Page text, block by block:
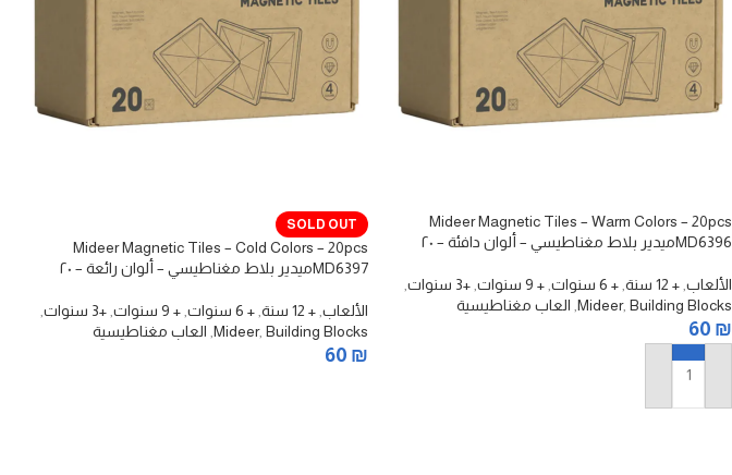
Mideer Magnetic Tiles – Warm Colors – 20pcs
MD6396ميدير بلاط مغناطيسي – ألوان دافئة – ٢٠
الألعاب, + 12 سنة , + 6 سنوات , + 9 سنوات , +3 سنوات
,
Mideer, Building Blocks
, العاب مغناطيسية
60 ₪
إضافة إلى السلة
SOLD OUT
Mideer Magnetic Tiles – Cold Colors – 20pcs
MD6397ميدير بلاط مغناطيسي – ألوان رائعة – ٢٠
الألعاب, + 12 سنة , + 6 سنوات , + 9 سنوات , +3 سنوات
,
Mideer, Building Blocks
, العاب مغناطيسية
60 ₪